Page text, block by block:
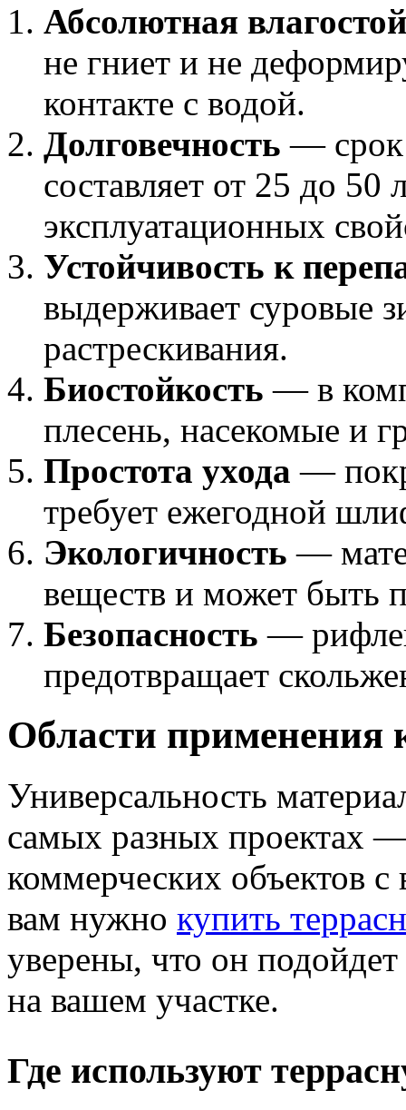
Абсолютная
не гниет и не
контакте с водой.
Долговечность — срок
составляет от 25 до 50
эксплуатационных
Устойчивость к
выдерживает суровые
растрескивания.
Биостойкость — в
плесень, насекомые и
Простота ухода —
требует ежегодной
Экологичность —
веществ и может быть
Безопасность —
предотвращает
Области применения
Универсальность
самых разных проектах
коммерческих объектов
вам нужно купить
уверены, что он
на вашем участке.
Где используют